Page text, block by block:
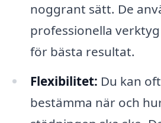
noggrant sätt. De
professionella
för bästa resultat.
Flexibilitet: Du kan
bestämma när och